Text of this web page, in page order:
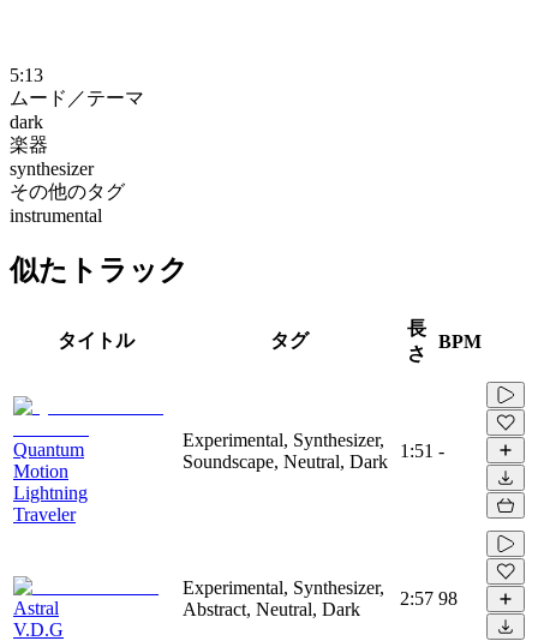
5:13
ムード／テーマ
dark
楽器
synthesizer
その他のタグ
instrumental
似たトラック
タイトル タグ
長
さ
BPM
Quantum
Motion
Lightning
Traveler
Experimental, Synthesizer,
Soundscape, Neutral, Dark
1:51 -
Astral
V.D.G
Experimental, Synthesizer,
Abstract, Neutral, Dark
2:57 98